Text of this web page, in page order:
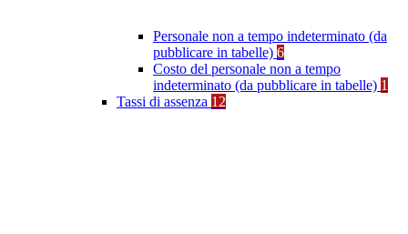
Personale non a tempo indeterminato (da
pubblicare in tabelle) 6
Costo del personale non a tempo
indeterminato (da pubblicare in tabelle) 1
Tassi di assenza 12